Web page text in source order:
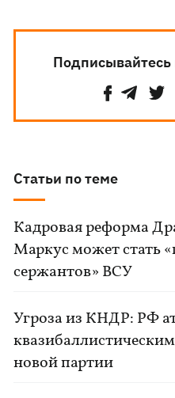
Подписывайтесь
Статьи по теме
Кадровая реформа
Маркус может стать
сержантов» ВСУ
Угроза из КНДР: РФ
новой партии